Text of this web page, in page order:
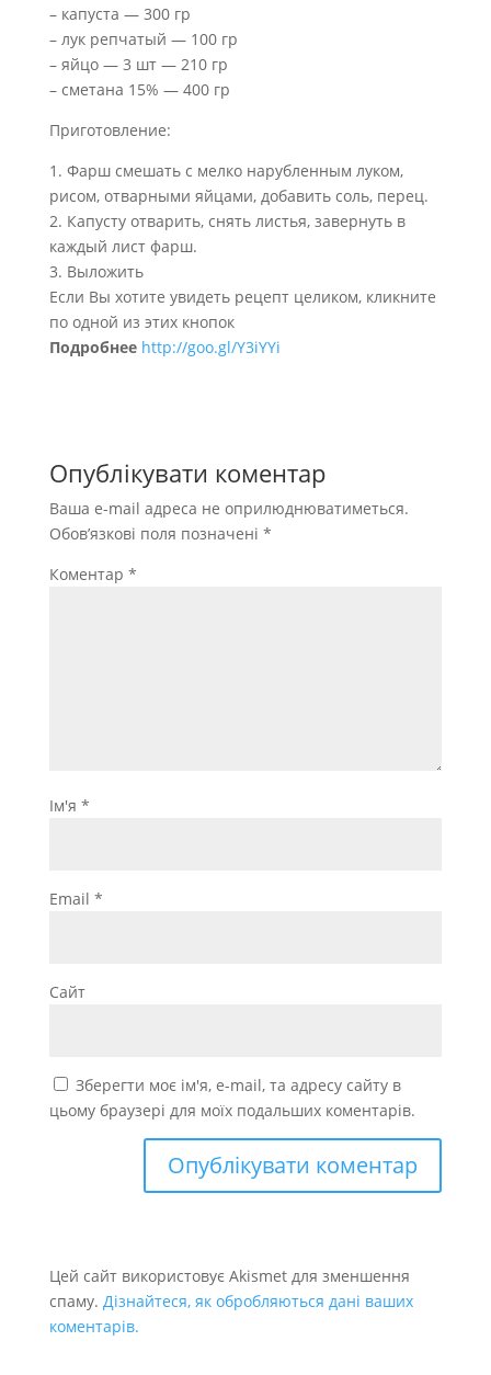
– капуста — 300 гр
– лук репчатый — 100 гр
– яйцо — 3 шт — 210 гр
– сметана 15% — 400 гр
Приготовление:
1. Фарш смешать с мелко нарубленным луком,
рисом, отварными яйцами, добавить соль, перец.
2. Капусту отварить, снять листья, завернуть в
каждый лист фарш.
3. Выложить
Если Вы хотите увидеть рецепт целиком, кликните
по одной из этих кнопок
Подробнее http://goo.gl/Y3iYYi
Опублікувати коментар
Ваша e-mail адреса не оприлюднюватиметься.
Обов’язкові поля позначені *
Коментар *
Ім'я *
Email *
Сайт
Зберегти моє ім'я, e-mail, та адресу сайту в
цьому браузері для моїх подальших коментарів.
Цей сайт використовує Akismet для зменшення
спаму. Дізнайтеся, як обробляються дані ваших
коментарів.